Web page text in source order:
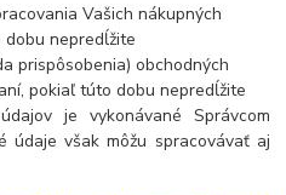
Vašich nákupných
nepredĺžite
prispôsobenia) obchodných
pokiaľ túto dobu nepredĺžite
je vykonávané Správcom
údaje však môžu spracovávať aj